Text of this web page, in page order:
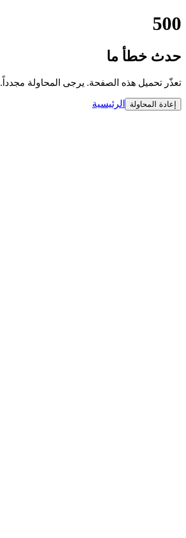
500
حدث خطأ ما
تعذّر تحميل هذه الصفحة. يرجى المحاولة مجدداً.
إعادة المحاولة الرئيسية